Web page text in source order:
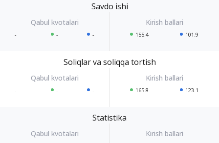
Savdo ishi
- - - 155.4 101.9
Soliqlar va soliqqa tortish
- - - 165.8 123.1
Statistika